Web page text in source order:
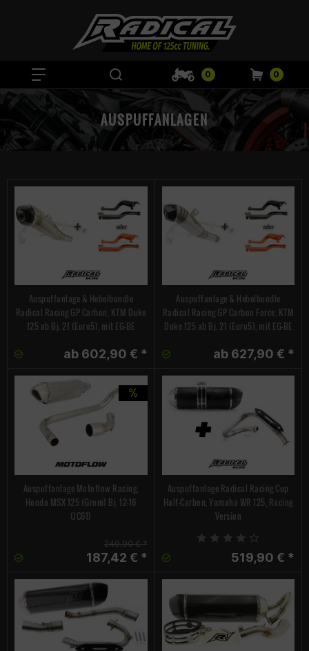
0 0
AUSPUFFANLAGEN
Auspuffanlage & Hebelbundle
Radical Racing GP Carbon, KTM Duke
125 ab Bj. 21 (Euro5), mit EG-BE
ab 602,90 € *
Auspuffanlage & Hebelbundle
Radical Racing GP Carbon Force, KTM
Duke 125 ab Bj. 21 (Euro5), mit EG-BE
ab 627,90 € *
Auspuffanlage Motoflow Racing,
Honda MSX 125 (Grom) Bj. 12-16
(JC61)
249,90 € *
187,42 € *
Auspuffanlage Radical Racing Cup
Half-Carbon, Yamaha WR 125, Racing
Version
519,90 € *